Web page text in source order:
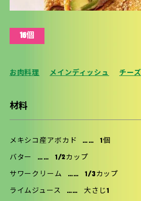
16個
お肉料理 メインディッシュ チーズ
材料
メキシコ産アボカド …… 1個
バター …… 1/2カップ
サワークリーム …… 1/3カップ
ライムジュース …… 大さじ1